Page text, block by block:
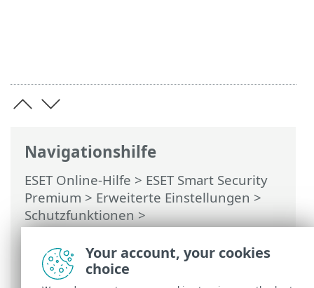
Navigationshilfe
ESET Online-Hilfe > ESET Smart Security
Premium > Erweiterte Einstellungen >
Schutzfunktionen>
Netzwerkzugriffsschutz>
Netzwerkangriffsschutz (IDS)>Schutz
vor Brute-Force-Angriffen> Regeln
Your account, your cookies
choice